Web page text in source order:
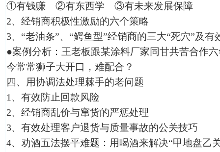
①有钱赚 ②有东西学 ③有未来发展保障
2、经销商积极性激励的六个策略
3、“老油条”、“鳄鱼型”经销商的三大“死穴”及
●案例分析：王老板跟某涂料厂家同甘共苦合作
今常常狮子大开口，难配合？
四、用协调法处理棘手的老问题
1、有效防止回款风险
2、经销商乱价与窜货的严惩处理
3、有效处理客户退货与质量事故的公关技巧
4、劝酒五法摆平难题：用喝酒来解决“甲地盘乙